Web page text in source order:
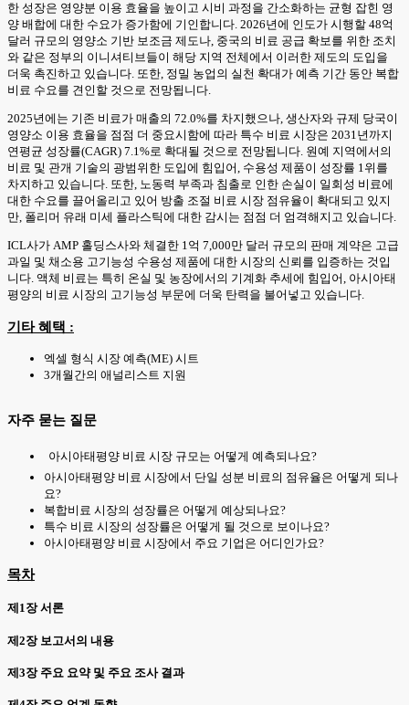
한 성장은 영양분 이용 효율을 높이고 시비 과정을 간소화하는 균형 잡힌 영
양 배합에 대한 수요가 증가함에 기인합니다. 2026년에 인도가 시행할 48억
달러 규모의 영양소 기반 보조금 제도나, 중국의 비료 공급 확보를 위한 조치
와 같은 정부의 이니셔티브들이 해당 지역 전체에서 이러한 제도의 도입을
더욱 촉진하고 있습니다. 또한, 정밀 농업의 실천 확대가 예측 기간 동안 복합
비료 수요를 견인할 것으로 전망됩니다.
2025년에는 기존 비료가 매출의 72.0%를 차지했으나, 생산자와 규제 당국이
영양소 이용 효율을 점점 더 중요시함에 따라 특수 비료 시장은 2031년까지
연평균 성장률(CAGR) 7.1%로 확대될 것으로 전망됩니다. 원예 지역에서의
비료 및 관개 기술의 광범위한 도입에 힘입어, 수용성 제품이 성장률 1위를
차지하고 있습니다. 또한, 노동력 부족과 침출로 인한 손실이 일회성 비료에
대한 수요를 끌어올리고 있어 방출 조절 비료 시장 점유율이 확대되고 있지
만, 폴리머 유래 미세 플라스틱에 대한 감시는 점점 더 엄격해지고 있습니다.
ICL사가 AMP 홀딩스사와 체결한 1억 7,000만 달러 규모의 판매 계약은 고급
과일 및 채소용 고기능성 수용성 제품에 대한 시장의 신뢰를 입증하는 것입
니다. 액체 비료는 특히 온실 및 농장에서의 기계화 추세에 힘입어, 아시아태
평양의 비료 시장의 고기능성 부문에 더욱 탄력을 불어넣고 있습니다.
기타 혜택 :
엑셀 형식 시장 예측(ME) 시트
3개월간의 애널리스트 지원
자주 묻는 질문
아시아태평양 비료 시장 규모는 어떻게 예측되나요?
아시아태평양 비료 시장에서 단일 성분 비료의 점유율은 어떻게 되나
요?
복합비료 시장의 성장률은 어떻게 예상되나요?
특수 비료 시장의 성장률은 어떻게 될 것으로 보이나요?
아시아태평양 비료 시장에서 주요 기업은 어디인가요?
목차
제1장 서론
제2장 보고서의 내용
제3장 주요 요약 및 주요 조사 결과